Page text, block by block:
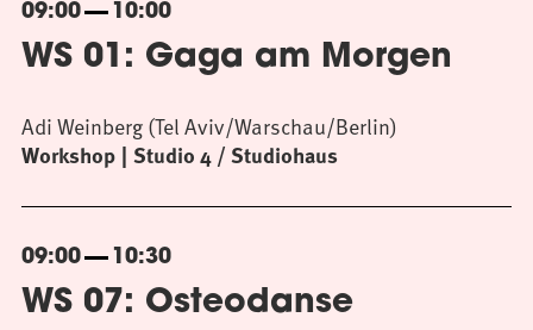
09:00 10:00
WS 01: Gaga am Morgen
Workshop Studio 4 / Studiohaus
Adi Weinberg (Tel Aviv/Warschau/Berlin)
09:00 10:30
WS 07: Osteodanse